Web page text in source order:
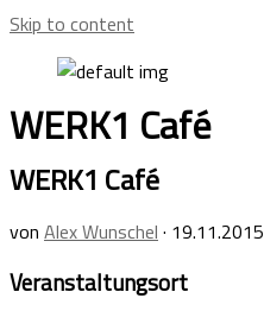
Skip to content
WERK1 Café
WERK1 Café
von Alex Wunschel · 19.11.2015
Veranstaltungsort